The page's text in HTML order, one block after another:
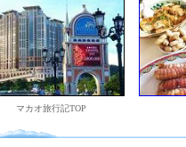
マカオ旅行記TOP